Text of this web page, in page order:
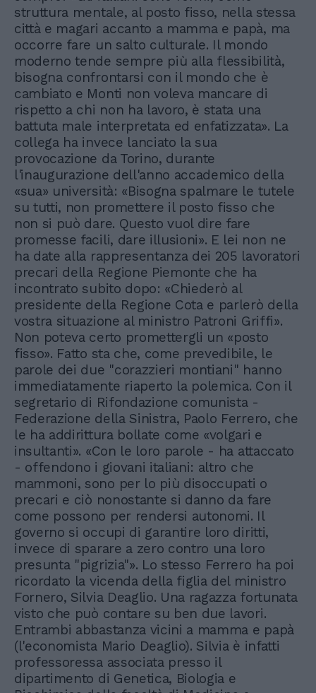
struttura mentale, al posto fisso, nella stessa
città e magari accanto a mamma e papà, ma
occorre fare un salto culturale. Il mondo
moderno tende sempre più alla flessibilità,
bisogna confrontarsi con il mondo che è
cambiato e Monti non voleva mancare di
rispetto a chi non ha lavoro, è stata una
battuta male interpretata ed enfatizzata». La
collega ha invece lanciato la sua
provocazione da Torino, durante
l'inaugurazione dell'anno accademico della
«sua» università: «Bisogna spalmare le tutele
su tutti, non promettere il posto fisso che
non si può dare. Questo vuol dire fare
promesse facili, dare illusioni». E lei non ne
ha date alla rappresentanza dei 205 lavoratori
precari della Regione Piemonte che ha
incontrato subito dopo: «Chiederò al
presidente della Regione Cota e parlerò della
vostra situazione al ministro Patroni Griffi».
Non poteva certo promettergli un «posto
fisso». Fatto sta che, come prevedibile, le
parole dei due "corazzieri montiani" hanno
immediatamente riaperto la polemica. Con il
segretario di Rifondazione comunista -
Federazione della Sinistra, Paolo Ferrero, che
le ha addirittura bollate come «volgari e
insultanti». «Con le loro parole - ha attaccato
- offendono i giovani italiani: altro che
mammoni, sono per lo più disoccupati o
precari e ciò nonostante si danno da fare
come possono per rendersi autonomi. Il
governo si occupi di garantire loro diritti,
invece di sparare a zero contro una loro
presunta "pigrizia"». Lo stesso Ferrero ha poi
ricordato la vicenda della figlia del ministro
Fornero, Silvia Deaglio. Una ragazza fortunata
visto che può contare su ben due lavori.
Entrambi abbastanza vicini a mamma e papà
(l'economista Mario Deaglio). Silvia è infatti
professoressa associata presso il
dipartimento di Genetica, Biologia e